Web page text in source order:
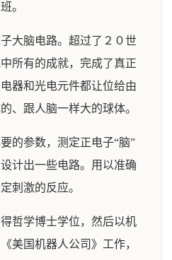
。
大脑电路。超过了２０世
所有的成就，完成了真正
器和光电元件都让位给由
、跟人脑一样大的球体。
的参数，测定正电子“脑”
计出一些电路。用以准确
刺激的反应。
哲学博士学位，然后以机
美国机器人公司》工作，